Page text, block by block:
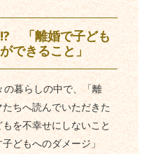
「離婚で子ども
できること」
暮らしの中で、「離
ちへ読んでいただきた
を不幸せにしないこと
どもへのダメージ」